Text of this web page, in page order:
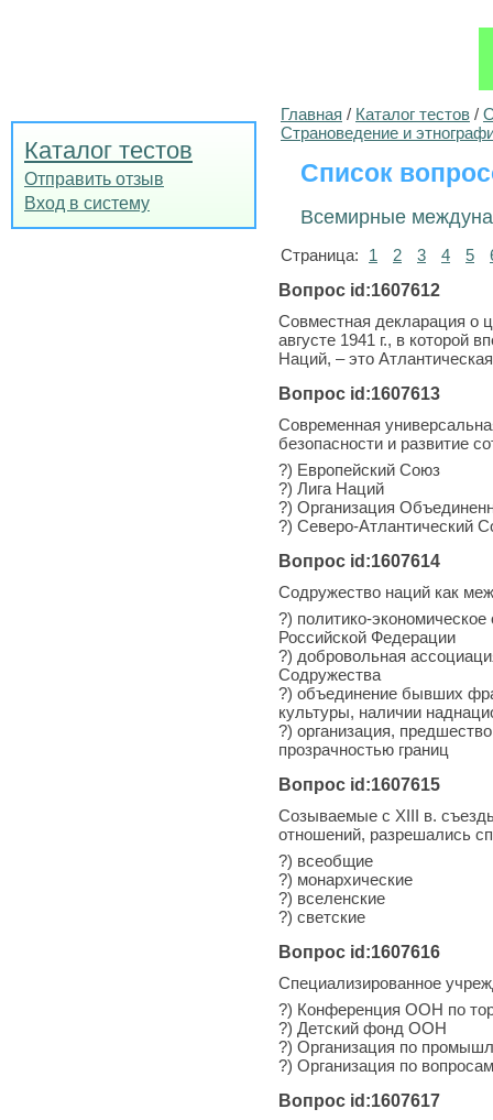
Каталог тестов
Отправить отзыв
Вход в систему
Главная / Каталог тестов /
Страноведение и
Список
Всемирные
Страница: 1 2 3 4 5
Вопрос id:1607612
Совместная декларация о
августе 1941 г., в которой
Наций, – это
Вопрос id:1607613
Современная
безопасности и развитие
?) Европейский Союз
?) Лига Наций
?) Организация
?) Северо-Атлантический
Вопрос id:1607614
Содружество наций как
?) политико-
Российской Федерации
?) добровольная
Содружества
?) объединение бывших
культуры, наличии
?) организация,
прозрачностью границ
Вопрос id:1607615
Созываемые с XIII в.
отношений, разрешались
?) всеобщие
?) монархические
?) вселенские
?) светские
Вопрос id:1607616
Специализированное
?) Конференция ООН по
?) Детский фонд ООН
?) Организация по
?) Организация по
Вопрос id:1607617